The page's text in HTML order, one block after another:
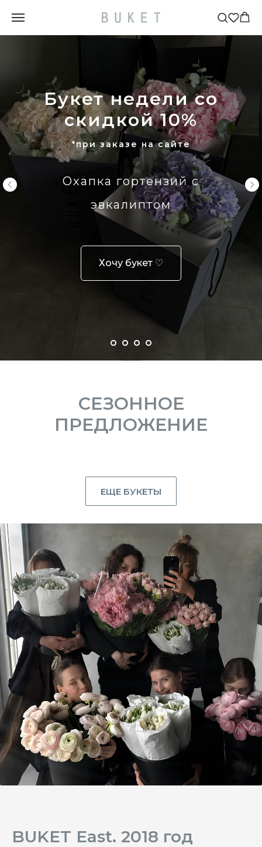
Букет недели со
скидкой 10%
*при заказе на сайте
Охапка гортензий с
эвкалиптом
Хочу букет ♡
СЕЗОННОЕ
ПРЕДЛОЖЕНИЕ
ЕЩЕ БУКЕТЫ
BUKET East. 2018 год